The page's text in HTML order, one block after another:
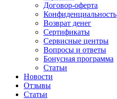
Договор-оферта
Конфиденциальность
Возврат денег
Сертификаты
Сервисные центры
Вопросы и ответы
Бонусная программа
Статьи
Новости
Отзывы
Статьи